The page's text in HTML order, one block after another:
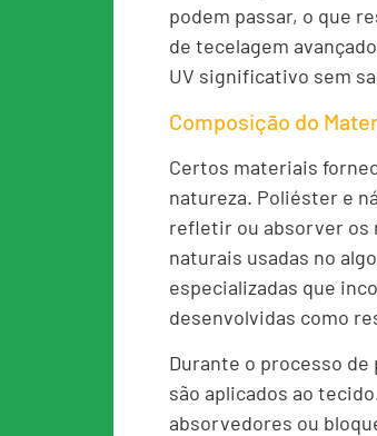
podem passar, o que
de tecelagem
UV significativo sem
Composição do
Certos materiais
natureza. Poliéster e
refletir ou absorver os
naturais usadas no
especializadas que
desenvolvidas como
Durante o processo
são aplicados ao
absorvedores ou